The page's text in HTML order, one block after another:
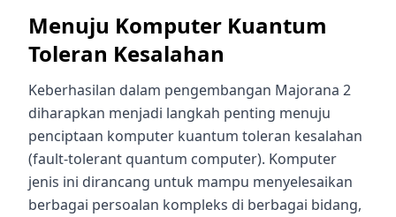
Menuju Komputer Kuantum
Toleran Kesalahan
Keberhasilan dalam pengembangan Majorana 2
diharapkan menjadi langkah penting menuju
penciptaan komputer kuantum toleran kesalahan
(fault-tolerant quantum computer). Komputer
jenis ini dirancang untuk mampu menyelesaikan
berbagai persoalan kompleks di berbagai bidang,